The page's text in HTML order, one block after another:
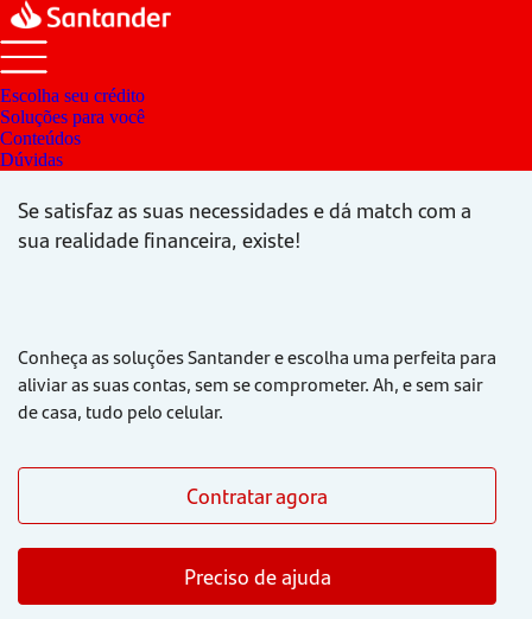
Escolha seu crédito
Soluções para você
Conteúdos
Dúvidas
Existe o crédito ideal?
Se satisfaz as suas necessidades e dá match com a
sua realidade financeira, existe!
Conheça as soluções Santander e escolha uma perfeita para
aliviar as suas contas, sem se comprometer. Ah, e sem sair
de casa, tudo pelo celular.
Contratar agora
Preciso de ajuda